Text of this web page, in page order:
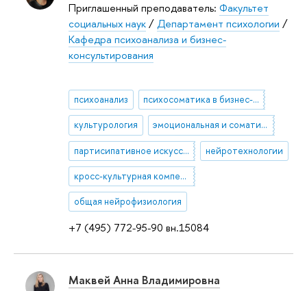
+7 (495) 772-95-90 вн.15084
Приглашенный преподаватель: Факультет
социальных наук/Департамент психологии /
Кафедра психоанализа и бизнес-
консультирования
психоанализ психосоматика в бизнес-консультировании
культурология эмоциональная и соматическая грамотность
партисипативное искусство нейротехнологии
кросс-культурная компетентность
общая нейрофизиология
Маквей Анна Владимировна